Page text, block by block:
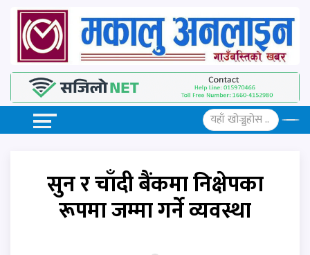
सुन र चाँदी बैंकमा निक्षेपका
रूपमा जम्मा गर्ने व्यवस्था